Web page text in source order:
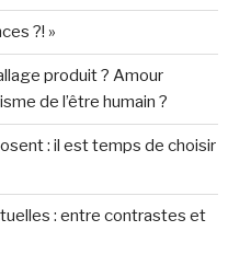
?! »
produit ? Amour
de l’être humain ?
: il est temps de choisir
: entre contrastes et